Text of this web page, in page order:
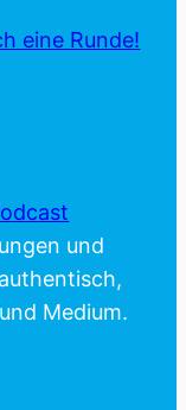
eine Runde!
und
Medium.